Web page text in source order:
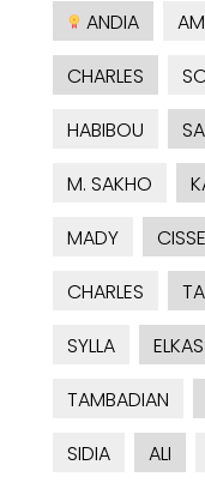
ANDIA
CHARLES
HABIBOU
M. SAKHO
MADY
CISSE
CHARLES
SYLLA
TAMBADIAN
SIDIA
ALI